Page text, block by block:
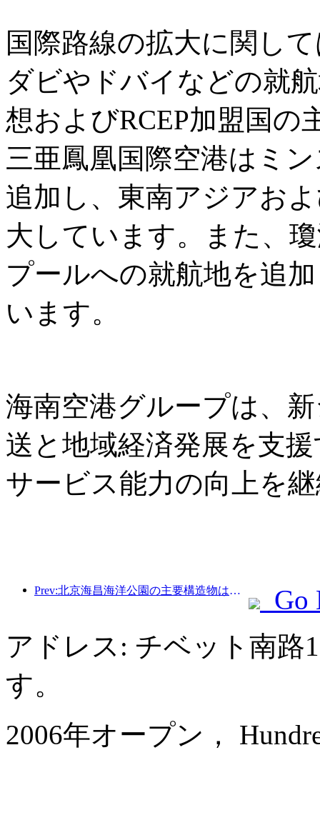
国際路線の拡大に関し
ダビやドバイなどの就
想およびRCEP加盟国の
三亜鳳凰国際空港はミ
追加し、東南アジアお
大しています。また、
プールへの就航地を追
います。
海南空港グループは、
送と地域経済発展を支
サービス能力の向上を
Prev:北京海昌海洋公園の主要構造物は、年内に上棟する予定であり、2027年の完成・開業が見込まれています。
Go
アドレス: チベット南路
す。
2006年オープン，